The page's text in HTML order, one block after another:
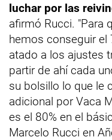
luchar por las
afirmó Rucci. "Para
hemos conseguir el
atado a los ajustes
partir de ahí cada
su bolsillo lo que le
adicional por Vaca
es el 80% en el
Marcelo Rucci en